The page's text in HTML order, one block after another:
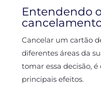
Entendendo
Cancelar um cartão
diferentes áreas da
tomar essa decisão,
principais efeitos.